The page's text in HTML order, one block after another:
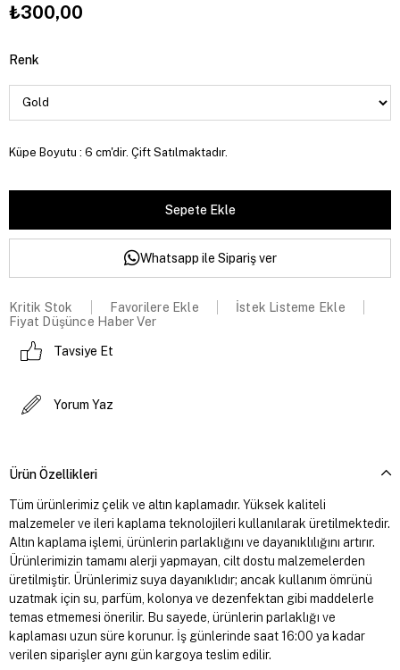
₺300,00
Renk
Küpe Boyutu : 6 cm'dir. Çift Satılmaktadır.
Whatsapp ile Sipariş ver
Kritik Stok Favorilere Ekle
İstek Listeme Ekle
Fiyat Düşünce Haber Ver
Tavsiye Et
Yorum Yaz
Ürün Özellikleri
Tüm ürünlerimiz çelik ve altın kaplamadır. Yüksek kaliteli
malzemeler ve ileri kaplama teknolojileri kullanılarak üretilmektedir.
Altın kaplama işlemi, ürünlerin parlaklığını ve dayanıklılığını artırır.
Ürünlerimizin tamamı alerji yapmayan, cilt dostu malzemelerden
üretilmiştir. Ürünlerimiz suya dayanıklıdır; ancak kullanım ömrünü
uzatmak için su, parfüm, kolonya ve dezenfektan gibi maddelerle
temas etmemesi önerilir. Bu sayede, ürünlerin parlaklığı ve
kaplaması uzun süre korunur. İş günlerinde saat 16:00 ya kadar
verilen siparişler aynı gün kargoya teslim edilir.